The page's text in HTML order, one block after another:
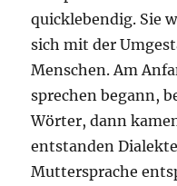
quicklebendig. Sie
sich mit der
Menschen. Am
sprechen begann,
Wörter, dann
entstanden
Muttersprache